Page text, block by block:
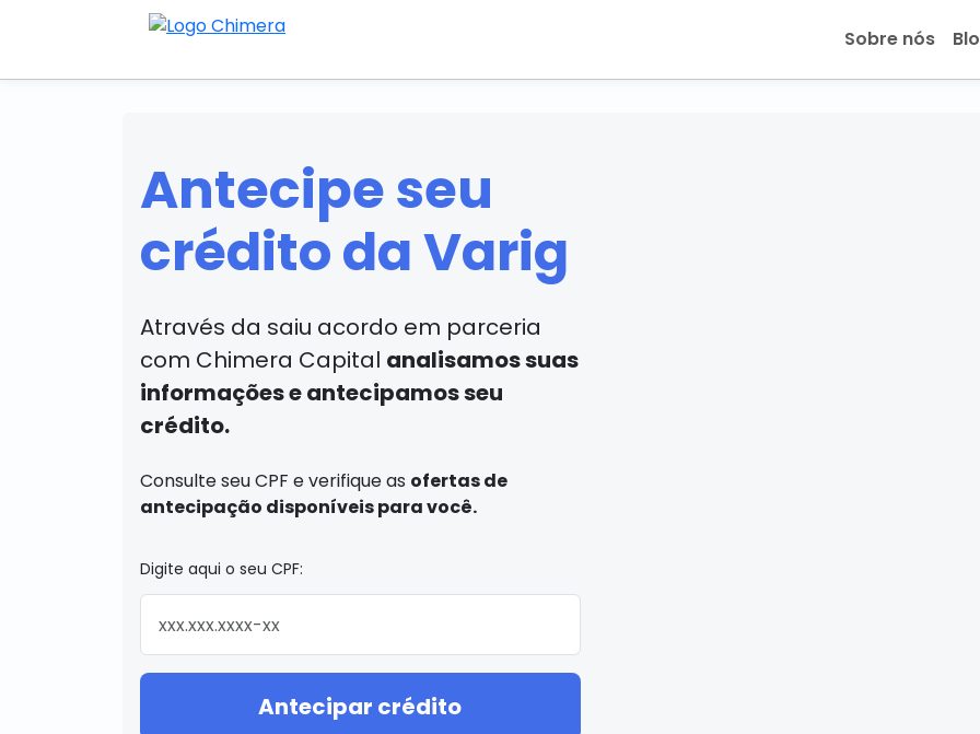
Sobre nós
Antecipe seu
crédito da Varig
Através da saiu acordo em parceria
com Chimera Capital analisamos suas
informações e antecipamos seu
crédito.
Consulte seu CPF e verifique as ofertas de
antecipação disponíveis para você.
Digite aqui o seu CPF:
Antecipar crédito